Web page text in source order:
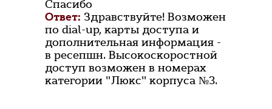
Спасибо
Ответ: Здравствуйте! Возможен
по dial-up, карты доступа и
дополнительная информация -
в ресепшн. Высокоскоростной
доступ возможен в номерах
категории "Люкс" корпуса №3.